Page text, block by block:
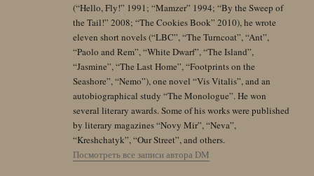
(“Hello, Fly!” 1991; “Mamzer” 1994; “By the Sweep of
the Tail!” 2008; “The Cookies Book” 2010), he wrote
eleven short novels (“LBC”, “The Turncoat”, “Ant”,
“Paolo and Rem”, “White Dwarf”, “The Island”,
“Jasmine”, “The Last Home”, “Footprints on the
Seashore”, “Nemo”), one novel “Vis Vitalis”, and an
autobiographical study “The Monologue”. He won
several literary awards. Some of his works were published
by literary magazines “Novy Mir”, “Neva”,
“Kreshchatyk”, “Our Street”, and others.
Посмотреть все записи автора DM